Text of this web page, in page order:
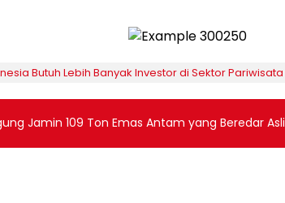
Butuh Lebih Banyak Investor di Sektor Pariwisata
Jamin 109 Ton Emas Antam yang Beredar Asli